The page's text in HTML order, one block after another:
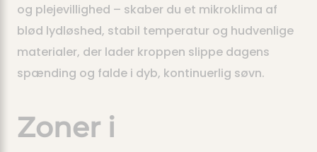
og plejevillighed – skaber du et mikroklima af
blød lydløshed, stabil temperatur og hudvenlige
materialer, der lader kroppen slippe dagens
spænding og falde i dyb, kontinuerlig søvn.
Zoner i